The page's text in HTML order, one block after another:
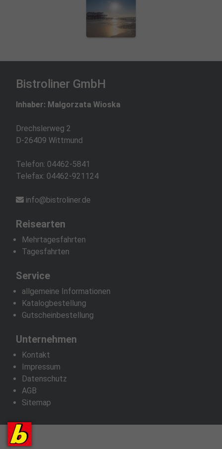
Bistroliner GmbH
Inhaber: Malgorzata Wioska
Drechslerweg 2
D-26409 Wittmund
Telefon: 04462-5841
Telefax: 04462-921124
info@bistroliner.de
Reisearten
Mehrtagesfahrten
Tagesfahrten
Service
allgemeine Informationen
Katalogbestellung
Gutscheinbestellung
Unternehmen
Kontakt
Impressum
Datenschutz
AGB
Sitemap